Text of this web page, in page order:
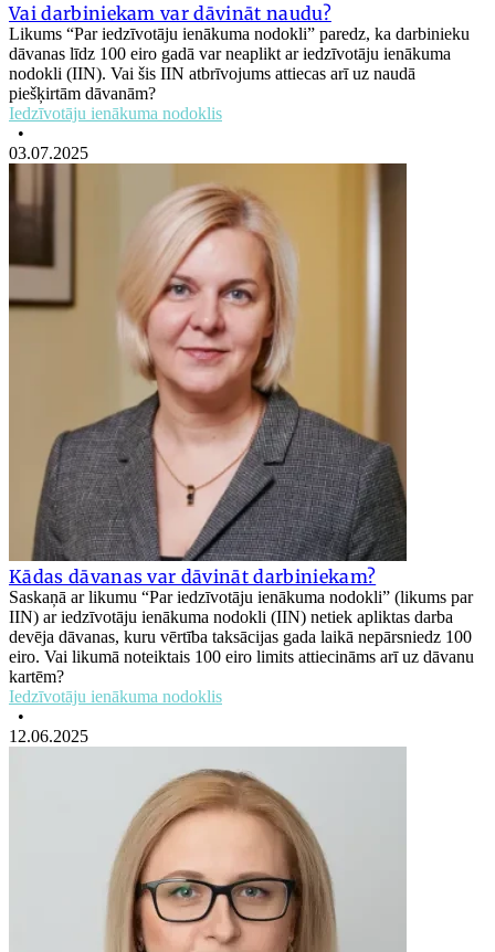
Vai darbiniekam var dāvināt naudu?
Likums “Par iedzīvotāju ienākuma nodokli” paredz, ka darbinieku
dāvanas līdz 100 eiro gadā var neaplikt ar iedzīvotāju ienākuma
nodokli (IIN). Vai šis IIN atbrīvojums attiecas arī uz naudā
piešķirtām dāvanām?
Iedzīvotāju ienākuma nodoklis
•
03.07.2025
Kādas dāvanas var dāvināt darbiniekam?
Saskaņā ar likumu “Par iedzīvotāju ienākuma nodokli” (likums par
IIN) ar iedzīvotāju ienākuma nodokli (IIN) netiek apliktas darba
devēja dāvanas, kuru vērtība taksācijas gada laikā nepārsniedz 100
eiro. Vai likumā noteiktais 100 eiro limits attiecināms arī uz dāvanu
kartēm?
Iedzīvotāju ienākuma nodoklis
•
12.06.2025